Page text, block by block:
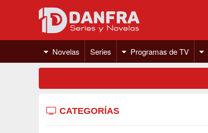
Novelas Series Programas de TV
CATEGORÍAS